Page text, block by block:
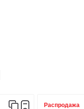
Распродажа